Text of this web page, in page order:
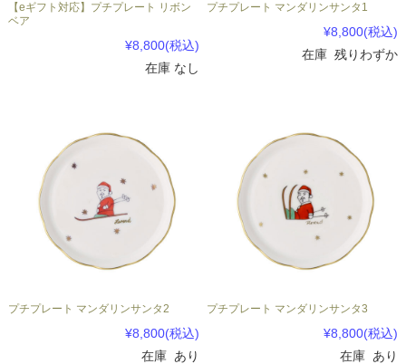
【eギフト対応】プチプレート リボン
ベア
¥8,800(税込)
在庫 なし
プチプレート マンダリンサンタ1
¥8,800(税込)
在庫 残りわずか
プチプレート マンダリンサンタ2
¥8,800(税込)
在庫 あり
プチプレート マンダリンサンタ3
¥8,800(税込)
在庫 あり